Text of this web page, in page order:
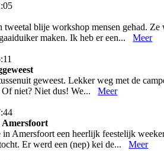
tweetal blije workshop mensen gehad.
maken. Ik heb er een...Meer
geweest. Lekker weg met de
Of niet? Niet dus! We...Meer
Amersfoort
in Amersfoort een heerlijk feestelijk
Er werd een (nep) kei de...Meer